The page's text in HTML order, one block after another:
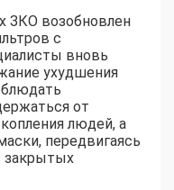
ЗКО возобновлен
с
вновь
ухудшения
от
людей, а
передвигаясь
закрытых